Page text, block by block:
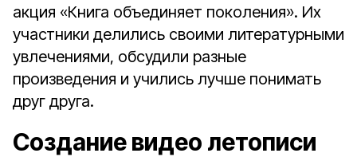
акция «Книга объединяет поколения». Их
участники делились своими литературными
увлечениями, обсудили разные
произведения и учились лучше понимать
друг друга.
Создание видео летописи